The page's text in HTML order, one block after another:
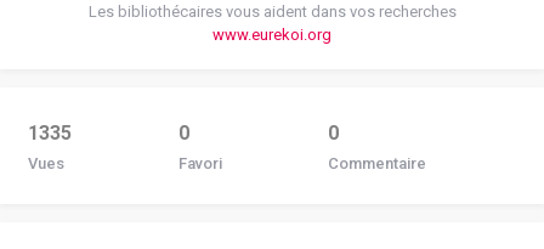
Les bibliothécaires vous aident dans vos recherches
www.eurekoi.org
1335
Vues
0
Favori
0
Commentaire